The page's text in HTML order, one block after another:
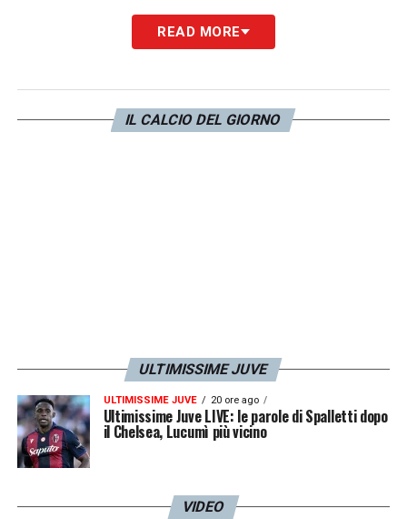
sembrerebbe destinato a restare al Bologna,
Maurizio Sarri– visti i rapporti non
ci sarebbero altri due nomi. Tra i profili
READ MORE
IL CALCIO DEL GIORNO
ULTIMISSIME JUVE
ULTIMISSIME JUVE 20 ore ago
Ultimissime Juve LIVE: le parole di Spalletti dopo
il Chelsea, Lucumì più vicino
VIDEO